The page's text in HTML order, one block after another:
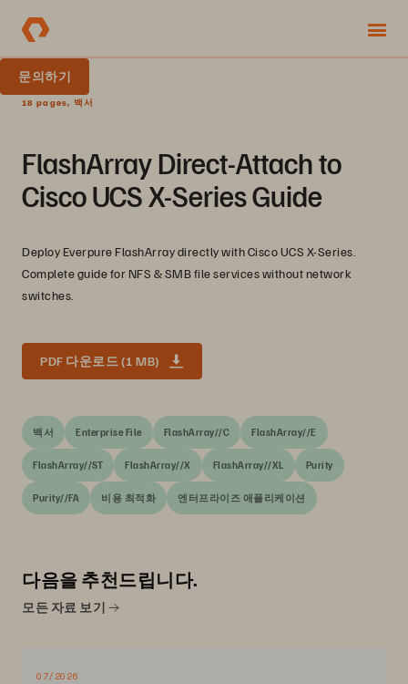
문의하기
18 pages, 백서
FlashArray Direct-Attach to
Cisco UCS X-Series Guide
Deploy Everpure FlashArray directly with Cisco UCS X-Series.
Complete guide for NFS & SMB file services without network
switches.
PDF 다운로드 (1 MB)
백서 Enterprise File FlashArray//C FlashArray//E
FlashArray//ST FlashArray//X FlashArray//XL Purity
Purity//FA 비용 최적화 엔터프라이즈 애플리케이션
다음을 추천드립니다.
모든 자료 보기
07/2026